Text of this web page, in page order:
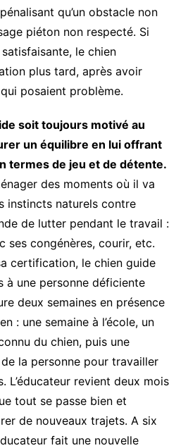
qu’un obstacle non
piéton non respecté. Si
satisfaisante, le chien
plus tard, après avoir
posaient problème.
soit toujours motivé au
un équilibre en lui offrant
termes de jeu et de détente.
des moments où il va
instincts naturels contre
de lutter pendant le travail :
ses congénères, courir, etc.
certification, le chien guide
à une personne déficiente
deux semaines en présence
: une semaine à l’école, un
du chien, puis une
la personne pour travailler
L’éducateur revient deux mois
tout se passe bien et
de nouveaux trajets. A six
fait une nouvelle